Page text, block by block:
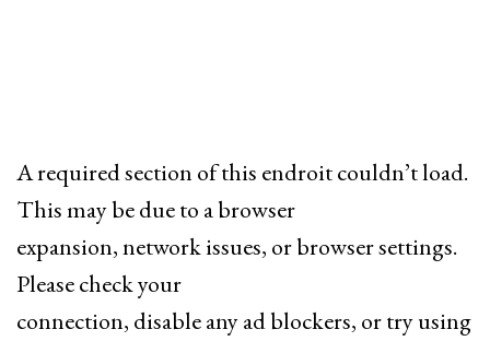
A required section of this endroit couldn’t load.
This may be due to a browser
expansion, network issues, or browser settings.
Please check your
connection, disable any ad blockers, or try using